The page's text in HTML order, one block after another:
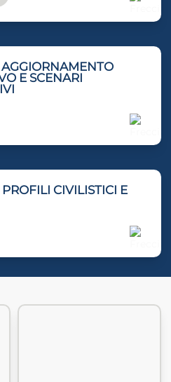
AGGIORNAMENTO
E SCENARI
CIVILISTICI E